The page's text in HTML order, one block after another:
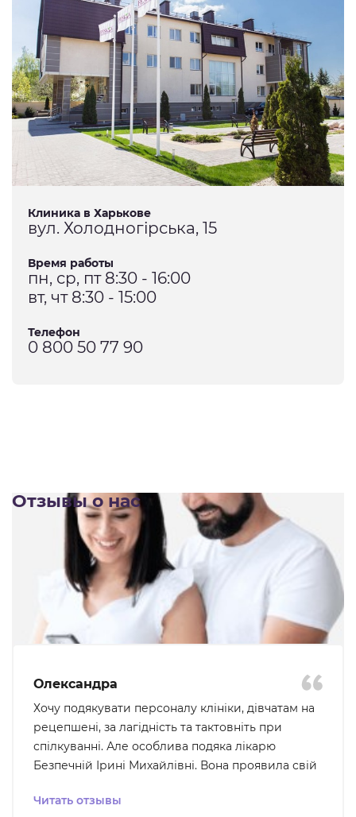
Клиника в Харькове
вул. Холодногірська, 15
Время работы
пн, ср, пт 8:30 - 16:00
вт, чт 8:30 - 15:00
Телефон
0 800 50 77 90
Отзывы о нас
Олександра
Хочу подякувати персоналу клініки, дівчатам на
рецепшені, за лагідність та тактовніть при
спілкуванні. Але особлива подяка лікарю
Безпечній Ірині Михайлівні. Вона проявила свій
турбувало, ми були на звʼязку для подальшого
Читать отзывы